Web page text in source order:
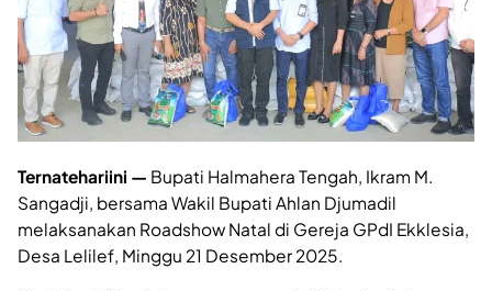
Ternatehariini — Bupati Halmahera Tengah, Ikram M.
Sangadji, bersama Wakil Bupati Ahlan Djumadil
melaksanakan Roadshow Natal di Gereja GPdI Ekklesia,
Desa Lelilef, Minggu 21 Desember 2025.